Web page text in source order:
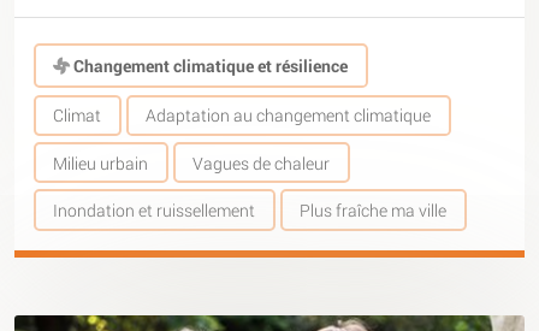
Changement climatique et résilience
Climat Adaptation au changement climatique
Milieu urbain Vagues de chaleur
Inondation et ruissellement Plus fraîche ma ville